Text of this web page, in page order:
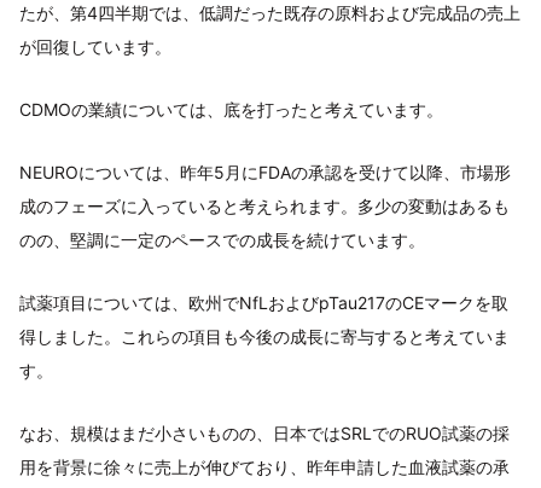
たが、第4四半期では、低調だった既存の原料および完成品の売上
が回復しています。
CDMOの業績については、底を打ったと考えています。
NEUROについては、昨年5月にFDAの承認を受けて以降、市場形
成のフェーズに入っていると考えられます。多少の変動はあるも
のの、堅調に一定のペースでの成長を続けています。
試薬項目については、欧州でNfLおよびpTau217のCEマークを取
得しました。これらの項目も今後の成長に寄与すると考えていま
す。
なお、規模はまだ小さいものの、日本ではSRLでのRUO試薬の採
用を背景に徐々に売上が伸びており、昨年申請した血液試薬の承